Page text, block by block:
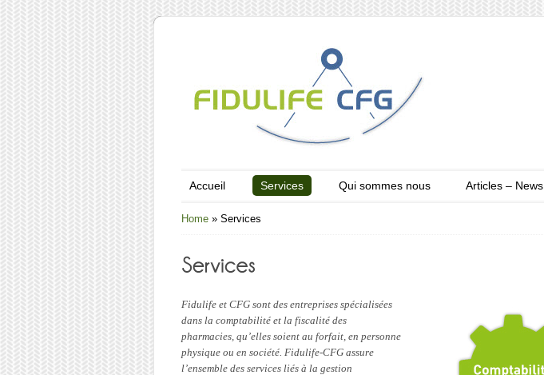
Accueil Services Qui sommes nous Articles – News
Home » Services
Fidulife et CFG sont des entreprises spécialisées
dans la comptabilité et la fiscalité des
pharmacies, qu’elles soient au forfait, en personne
physique ou en société. Fidulife-CFG assure
l’ensemble des services liés à la gestion